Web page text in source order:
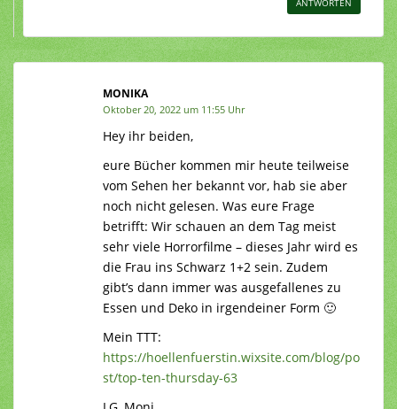
ANTWORTEN
MONIKA
Oktober 20, 2022 um 11:55 Uhr
Hey ihr beiden,
eure Bücher kommen mir heute teilweise
vom Sehen her bekannt vor, hab sie aber
noch nicht gelesen. Was eure Frage
betrifft: Wir schauen an dem Tag meist
sehr viele Horrorfilme – dieses Jahr wird es
die Frau ins Schwarz 1+2 sein. Zudem
gibt’s dann immer was ausgefallenes zu
Essen und Deko in irgendeiner Form 🙂
Mein TTT:
https://hoellenfuerstin.wixsite.com/blog/po
st/top-ten-thursday-63